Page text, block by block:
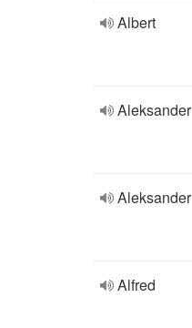
Albert
Aleksander
Aleksander
Alfred